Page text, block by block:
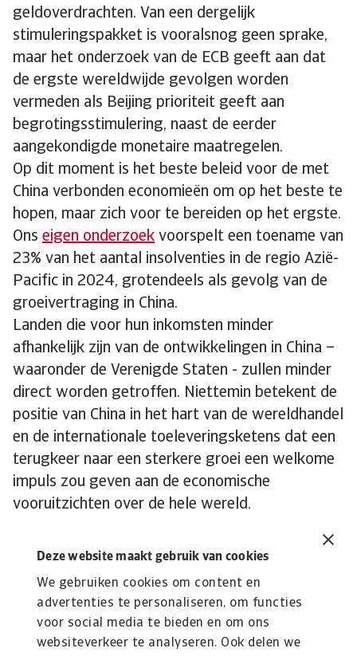
Deze website maakt gebruik van cookies
We gebruiken cookies om content en
advertenties te personaliseren, om functies
voor social media te bieden en om ons
websiteverkeer te analyseren. Ook delen we
geldoverdrachten. Van een dergelijk
stimuleringspakket is vooralsnog geen sprake,
maar het onderzoek van de ECB geeft aan dat
de ergste wereldwijde gevolgen worden
vermeden als Beijing prioriteit geeft aan
begrotingsstimulering, naast de eerder
aangekondigde monetaire maatregelen.
Op dit moment is het beste beleid voor de met
China verbonden economieën om op het beste te
hopen, maar zich voor te bereiden op het ergste.
Ons eigen onderzoek voorspelt een toename van
23% van het aantal insolventies in de regio Azië-
Pacific in 2024, grotendeels als gevolg van de
groeivertraging in China.
Landen die voor hun inkomsten minder
afhankelijk zijn van de ontwikkelingen in China –
waaronder de Verenigde Staten - zullen minder
direct worden getroffen. Niettemin betekent de
positie van China in het hart van de wereldhandel
en de internationale toeleveringsketens dat een
terugkeer naar een sterkere groei een welkome
impuls zou geven aan de economische
vooruitzichten over de hele wereld.
Lees Meer
Kennisbank